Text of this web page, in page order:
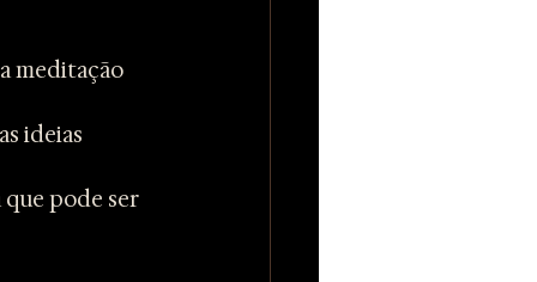
meditação
ideias
pode ser